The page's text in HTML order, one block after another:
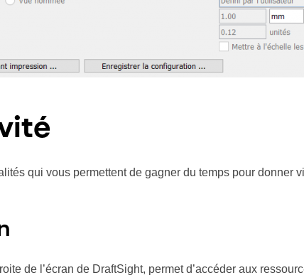
qui vous permettent de gagner du temps pour donner
de l’écran de DraftSight, permet d’accéder aux